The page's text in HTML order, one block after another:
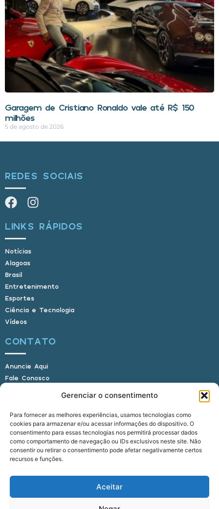
Gerenciar o consentimento
Para fornecer as melhores experiências, usamos tecnologias como
cookies para armazenar e/ou acessar informações do dispositivo. O
consentimento para essas tecnologias nos permitirá processar dados
como comportamento de navegação ou IDs exclusivos neste site. Não
consentir ou retirar o consentimento pode afetar negativamente certos
recursos e funções.
Aceitar
Garagem de Cristiano Ronaldo vale até R$ 150
milhões
5 de agosto de 2026
REDES SOCIAIS
LINKS RÁPIDOS
Notícias
Alagoas
Brasil
Entretenimento
Esportes
Ciência e Tecnologia
Vídeos
CONTATO
Anuncie Aqui
Fale Conosco
E-mail: alagoasbrasilnoticias@gmail.com
Telefone: (82) 9 9691-0391 (Whatsapp)
Responsável Técnico: Crysthyan Carlos
Rua do Sau - Centro - Anadia - AL - CEP:
© 2022 - 2026 Alagoas Brasil Notícias. Todos os